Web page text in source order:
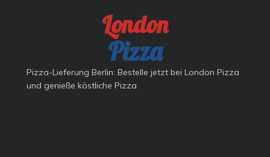
London
Pizza
Pizza-Lieferung Berlin: Bestelle jetzt bei London Pizza
und genieße köstliche Pizza